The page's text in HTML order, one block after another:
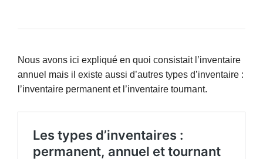
Nous avons ici expliqué en quoi consistait l’inventaire
annuel mais il existe aussi d’autres types d’inventaire :
l’inventaire permanent et l’inventaire tournant.